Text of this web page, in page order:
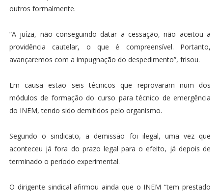
outros formalmente.
“A juíza, não conseguindo datar a cessação, não aceitou a
providência cautelar, o que é compreensível. Portanto,
avançaremos com a impugnação do despedimento”, frisou.
Em causa estão seis técnicos que reprovaram num dos
módulos de formação do curso para técnico de emergência
do INEM, tendo sido demitidos pelo organismo.
Segundo o sindicato, a demissão foi ilegal, uma vez que
aconteceu já fora do prazo legal para o efeito, já depois de
terminado o período experimental.
O dirigente sindical afirmou ainda que o INEM “tem prestado